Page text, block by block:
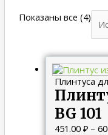
Показаны все (4)
Плинтуса
BG 101
451.00 ₽ –